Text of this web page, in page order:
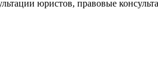
юристов, правовые